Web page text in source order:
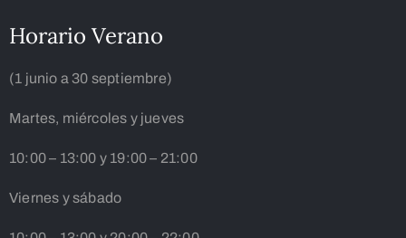
Horario Verano
(1 junio a 30 septiembre)
Martes, miércoles y jueves
10:00 – 13:00 y 19:00 – 21:00
Viernes y sábado